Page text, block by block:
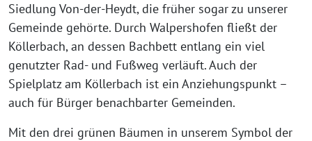
Siedlung Von-der-Heydt, die früher sogar zu unserer
Gemeinde gehörte. Durch Walpershofen fließt der
Köllerbach, an dessen Bachbett entlang ein viel
genutzter Rad- und Fußweg verläuft. Auch der
Spielplatz am Köllerbach ist ein Anziehungspunkt –
auch für Bürger benachbarter Gemeinden.
Mit den drei grünen Bäumen in unserem Symbol der